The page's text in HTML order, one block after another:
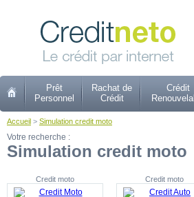
Prêt
Personnel
Rachat de
Crédit
Crédit
Accueil > Simulation credit moto
Votre recherche :
Simulation credit moto
Credit moto Credit moto